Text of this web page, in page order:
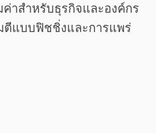
าสำหรับธุรกิจและองค์กร
ตีแบบฟิชชิ่งและการแพร่